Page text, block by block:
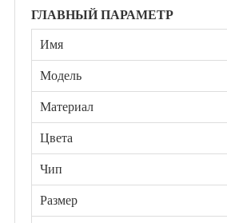
ГЛАВНЫЙ ПАРАМЕТР
Имя
Модель
Материал
Цвета
Чип
Размер